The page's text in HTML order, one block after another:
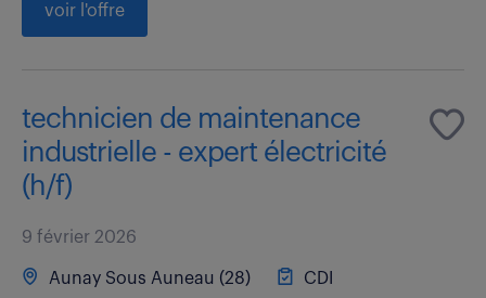
voir l'offre
technicien de maintenance
industrielle - expert électricité
(h/f)
9 février 2026
Aunay Sous Auneau (28)
CDI